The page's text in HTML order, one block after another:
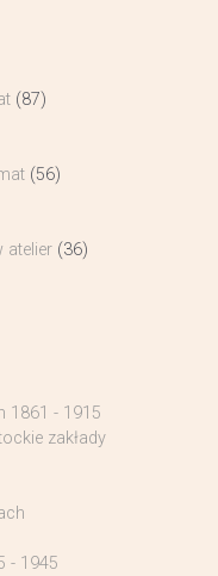
(87)
(56)
atelier (36)
1861 - 1915
zakłady
- 1945